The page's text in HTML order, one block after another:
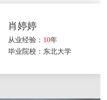
肖婷婷
从业经验： 10年
毕业院校：东北大学